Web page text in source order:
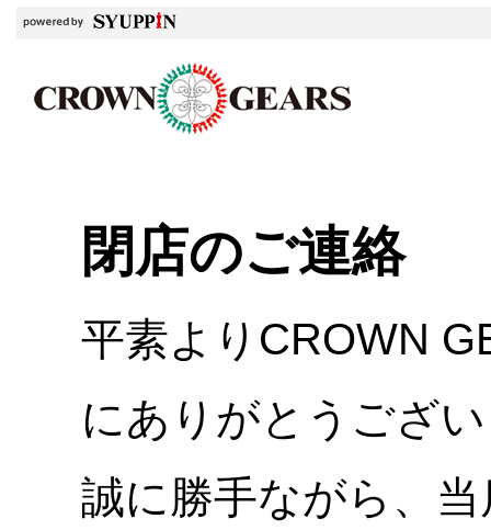
閉店のご連絡
平素よりCROWN
にありがとうござ
誠に勝手ながら、